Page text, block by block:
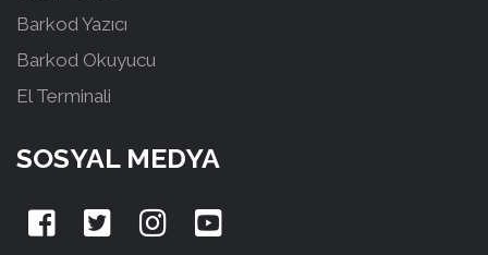
Barkod Yazıcı
Barkod Okuyucu
El Terminali
SOSYAL MEDYA